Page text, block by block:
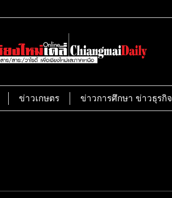
ข่าวเกษตร ข่าวการศึกษา ข่าวธุรกิจ